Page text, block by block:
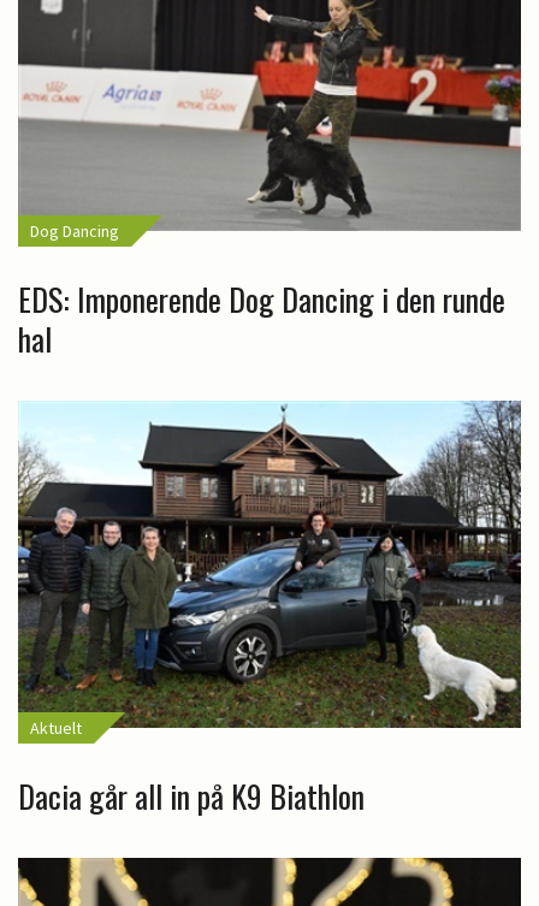
Dog Dancing
EDS: Imponerende Dog Dancing i den runde
hal
Aktuelt
Dacia går all in på K9 Biathlon